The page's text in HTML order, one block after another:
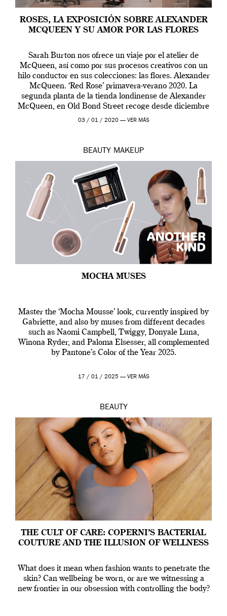
ROSES, LA EXPOSICIÓN SOBRE ALEXANDER
MCQUEEN Y SU AMOR POR LAS FLORES
Sarah Burton nos ofrece un viaje por el atelier de
McQueen, así como por sus procesos creativos con un
hilo conductor en sus colecciones: las flores. Alexander
McQueen. ‘Red Rose’ primavera-verano 2020. La
segunda planta de la tienda londinense de Alexander
McQueen, en Old Bond Street recoge desde diciembre
de 2019 hasta final de abril […]
03 / 01 / 2020 — VER MÁS
BEAUTY MAKEUP
MOCHA MUSES
Master the ‘Mocha Mousse’ look, currently inspired by
Gabriette, and also by muses from different decades
such as Naomi Campbell, Twiggy, Donyale Luna,
Winona Ryder, and Paloma Elsesser, all complemented
by Pantone’s Color of the Year 2025.
17 / 01 / 2025 — VER MÁS
BEAUTY
THE CULT OF CARE: COPERNI’S BACTERIAL
COUTURE AND THE ILLUSION OF WELLNESS
What does it mean when fashion wants to penetrate the
skin? Can wellbeing be worn, or are we witnessing a
new frontier in our obsession with controlling the body?